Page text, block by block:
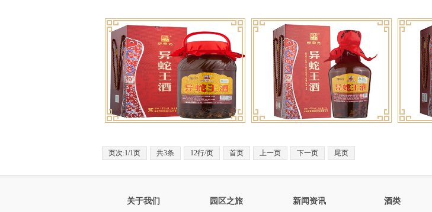
页次:1/1页 共3条 12行/页 首页 上一页 下一页 尾页
关于我们 园区之旅 新闻资讯 酒类